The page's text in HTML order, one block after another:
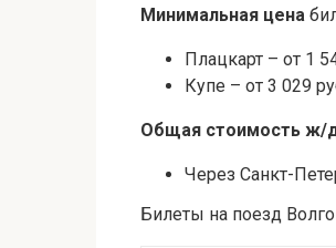
Минимальная цена
Плацкарт – от 1
Купе – от 3 029
Общая стоимость ж/
Через Санкт-
Билеты на поезд